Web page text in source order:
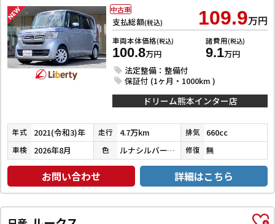
支払総額(税込) 109.9万円
車両本体価格(税込)
100.8万円
諸費用(税込)
9.1万円
法定整備：整備付
保証付 (1ヶ月・1000km )
中古車
ドリーム熊本インター店
年式 2021(令和3)年 走行 4.7万km 排気 660cc
車検 2026年8月 色 ルナシルバーメタリック 修復 無
お問い合わせ 詳細はこちら